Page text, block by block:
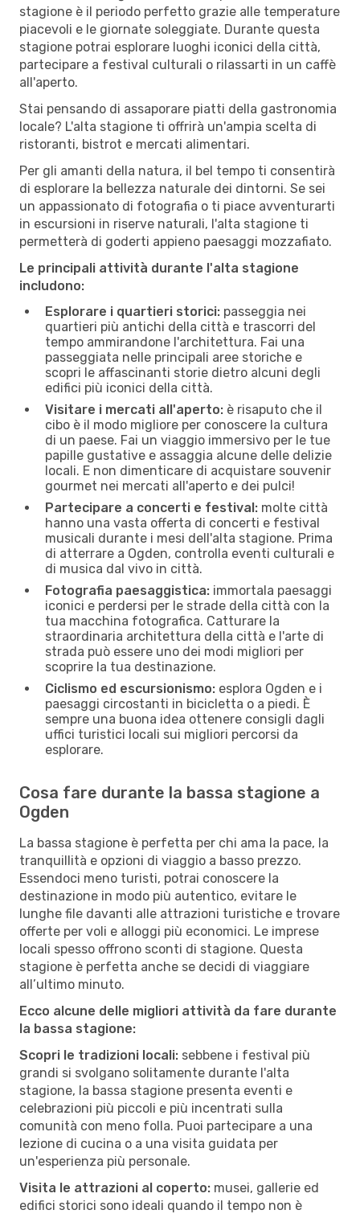
stagione è il periodo perfetto grazie alle temperature
piacevoli e le giornate soleggiate. Durante questa
stagione potrai esplorare luoghi iconici della città,
partecipare a festival culturali o rilassarti in un caffè
all'aperto.
Stai pensando di assaporare piatti della gastronomia
locale? L'alta stagione ti offrirà un'ampia scelta di
ristoranti, bistrot e mercati alimentari.
Per gli amanti della natura, il bel tempo ti consentirà
di esplorare la bellezza naturale dei dintorni. Se sei
un appassionato di fotografia o ti piace avventurarti
in escursioni in riserve naturali, l'alta stagione ti
permetterà di goderti appieno paesaggi mozzafiato.
Le principali attività durante l'alta stagione
includono:
Esplorare i quartieri storici: passeggia nei
quartieri più antichi della città e trascorri del
tempo ammirandone l'architettura. Fai una
passeggiata nelle principali aree storiche e
scopri le affascinanti storie dietro alcuni degli
edifici più iconici della città.
Visitare i mercati all'aperto: è risaputo che il
cibo è il modo migliore per conoscere la cultura
di un paese. Fai un viaggio immersivo per le tue
papille gustative e assaggia alcune delle delizie
locali. E non dimenticare di acquistare souvenir
gourmet nei mercati all'aperto e dei pulci!
Partecipare a concerti e festival: molte città
hanno una vasta offerta di concerti e festival
musicali durante i mesi dell'alta stagione. Prima
di atterrare a Ogden, controlla eventi culturali e
di musica dal vivo in città.
Fotografia paesaggistica: immortala paesaggi
iconici e perdersi per le strade della città con la
tua macchina fotografica. Catturare la
straordinaria architettura della città e l'arte di
strada può essere uno dei modi migliori per
scoprire la tua destinazione.
Ciclismo ed escursionismo: esplora Ogden e i
paesaggi circostanti in bicicletta o a piedi. È
sempre una buona idea ottenere consigli dagli
uffici turistici locali sui migliori percorsi da
esplorare.
Cosa fare durante la bassa stagione a
Ogden
La bassa stagione è perfetta per chi ama la pace, la
tranquillità e opzioni di viaggio a basso prezzo.
Essendoci meno turisti, potrai conoscere la
destinazione in modo più autentico, evitare le
lunghe file davanti alle attrazioni turistiche e trovare
offerte per voli e alloggi più economici. Le imprese
locali spesso offrono sconti di stagione. Questa
stagione è perfetta anche se decidi di viaggiare
all’ultimo minuto.
Ecco alcune delle migliori attività da fare durante
la bassa stagione:
Scopri le tradizioni locali: sebbene i festival più
grandi si svolgano solitamente durante l'alta
stagione, la bassa stagione presenta eventi e
celebrazioni più piccoli e più incentrati sulla
comunità con meno folla. Puoi partecipare a una
lezione di cucina o a una visita guidata per
un'esperienza più personale.
Visita le attrazioni al coperto: musei, gallerie ed
edifici storici sono ideali quando il tempo non è